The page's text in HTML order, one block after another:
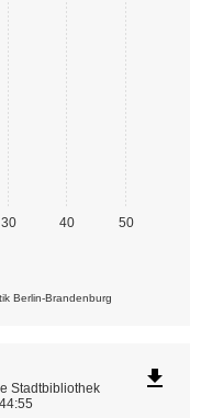
30 40 50
Berlin-Brandenburg
Stadtbibliothek
file_download